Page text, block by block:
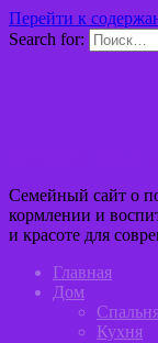
Перейти к
Search for:
Семейный сайт о
кормлении и
и красоте для
Главная
Дом
Кухня